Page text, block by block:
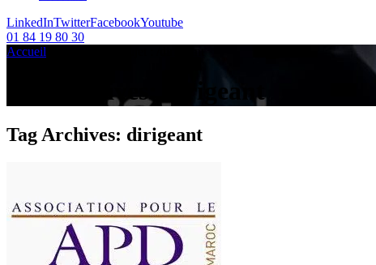
LinkedInTwitterFacebookYoutube
01 84 19 80 30
Accueil
Tag Archives: dirigeant
Tag Archives: dirigeant